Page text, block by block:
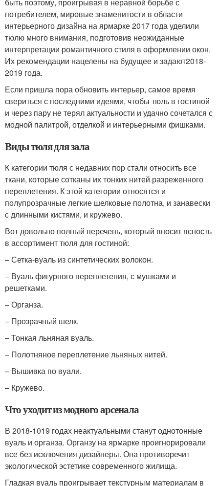
потребителем, мировые знаменитости в области
интерьерного дизайна на ярмарке 2017 года уделили
тюлю много внимания, подготовив неожиданные
интерпретации романтичного стиля в оформлении окон.
Их рекомендации нацелены на будущее и задают2018-
2019 года.
Если пришла пора обновить интерьер, самое время
свериться с последними идеями, чтобы тюль в гостиной
и через пару не терял актуальности и удачно сочетался с
модной палитрой, отделкой и интерьерными фишками.
Виды тюля для зала
К категории тюля с недавних пор стали относить все
ткани, которые сотканы их тонких нитей разреженного
переплетения. К этой категории относятся и
полупрозрачные легкие шелковые полотна, и занавески
с длинными кистями, и кружево.
Вот довольно полный перечень, который вносит ясность
в ассортимент тюля для гостиной:
– Сетка-вуаль из синтетических волокон.
– Вуаль фигурного переплетения, с мушками и
решетками.
– Органза.
– Прозрачный шелк.
– Тонкая льняная вуаль.
– Полотняное переплетение льняных нитей.
– Вышивка по вуали.
– Кружево.
Что уходит из модного арсенала
В 2018-1019 годах неактуальными станут однотонные
вуаль и органза. Органзу на ярмарке проигнорировали
все без исключения дизайнеры. Она противоречит
экологической эстетике современного жилища.
Гладкая вуаль проигрывает текстурным материалам в